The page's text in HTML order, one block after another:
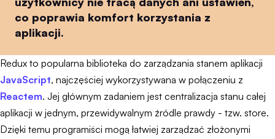
co poprawia komfort korzystania z
aplikacji.
Redux to popularna biblioteka do zarządzania stanem aplikacji
JavaScript, najczęściej wykorzystywana w połączeniu z
Reactem. Jej głównym zadaniem jest centralizacja stanu całej
aplikacji w jednym, przewidywalnym źródle prawdy - tzw. store.
Dzięki temu programiści mogą łatwiej zarządzać złożonymi